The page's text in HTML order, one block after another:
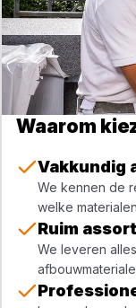
Waarom
Vakkundig
We kennen de
welke
Ruim
We leveren